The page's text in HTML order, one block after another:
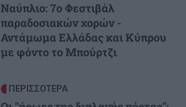
Ναύπλιο: 7ο Φεστιβάλ
παραδοσιακών χορών -
Αντάμωμα Ελλάδας και Κύπρου
με φόντο το Μπούρτζι
ΠΕΡΙΣΣΟΤΕΡΑ